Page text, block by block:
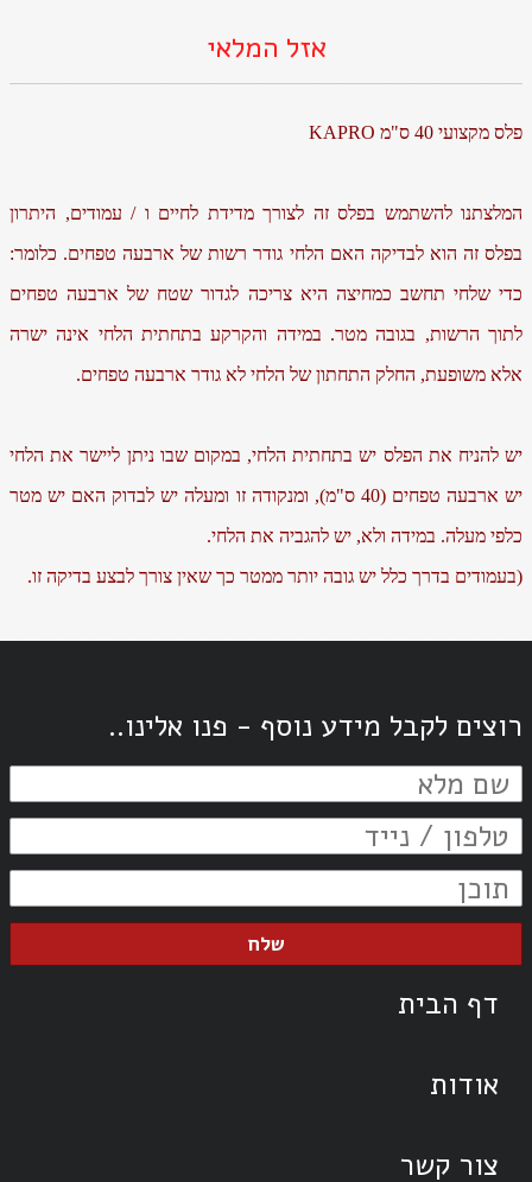
אזל המלאי
פלס מקצועי 40 ס"מ KAPRO
המלצתנו להשתמש בפלס זה לצורך מדידת לחיים ו / עמודים, היתרון
בפלס זה הוא לבדיקה האם הלחי גודר רשות של ארבעה טפחים. כלומר:
כדי שלחי תחשב כמחיצה היא צריכה לגדור שטח של ארבעה טפחים
לתוך הרשות, בגובה מטר. במידה והקרקע בתחתית הלחי אינה ישרה
אלא משופעת, החלק התחתון של הלחי לא גודר ארבעה טפחים.
יש להניח את הפלס יש בתחתית הלחי, במקום שבו ניתן ליישר את הלחי
יש ארבעה טפחים (40 ס"מ), ומנקודה זו ומעלה יש לבדוק האם יש מטר
כלפי מעלה. במידה ולא, יש להגביה את הלחי.
(בעמודים בדרך כלל יש גובה יותר ממטר כך שאין צורך לבצע בדיקה זו.
רוצים לקבל מידע נוסף - פנו אלינו..
שלח
דף הבית
אודות
צור קשר